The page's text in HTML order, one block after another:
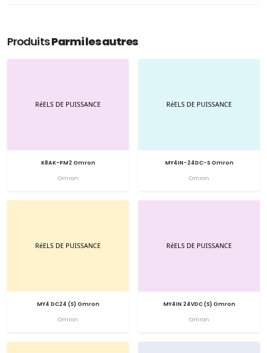
ProduitsParmi les autres
K8AK-PM2 Omron
Omron
MY4IN-24DC-S Omron
Omron
MY4 DC24 (S) Omron
Omron
MY4IN 24VDC (S) Omron
Omron